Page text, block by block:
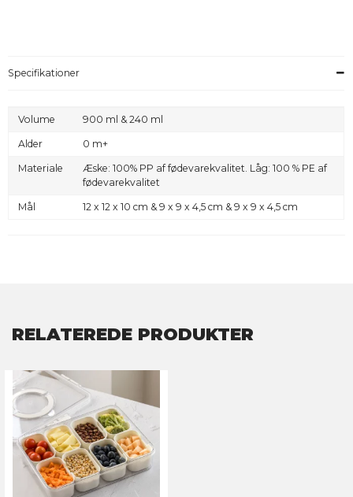
Specifikationer
Volume 900 ml & 240 ml
Alder 0 m+
Materiale
Æske: 100% PP af fødevarekvalitet. Låg: 100 % PE af
fødevarekvalitet
Mål 12 x 12 x 10 cm & 9 x 9 x 4,5 cm & 9 x 9 x 4,5 cm
RELATEREDE PRODUKTER